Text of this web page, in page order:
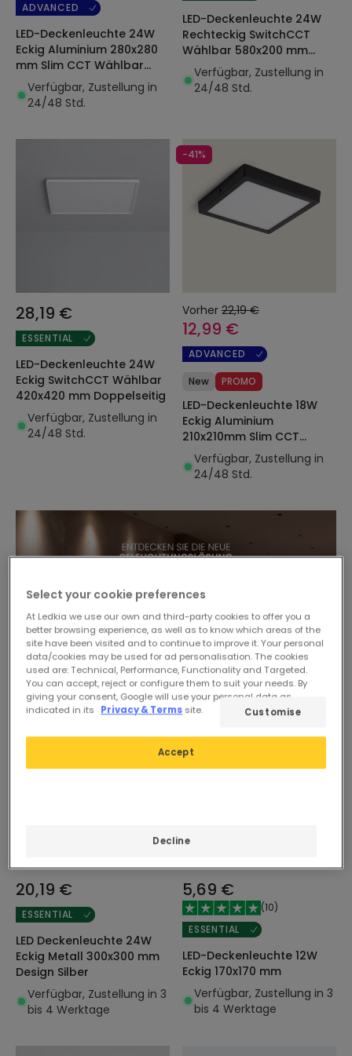
ADVANCED
LED-Deckenleuchte 24W
Eckig Aluminium 280x280
mm Slim CCT Wählbar
Galán SwitchDimm
Verfügbar, Zustellung in
24/48 Std.
LED-Deckenleuchte 24W
Rechteckig SwitchCCT
Wählbar 580x200 mm
Doppelseitig Schwarz
Verfügbar, Zustellung in
24/48 Std.
28,19 €
ESSENTIAL
LED-Deckenleuchte 24W
Eckig SwitchCCT Wählbar
420x420 mm Doppelseitig
Verfügbar, Zustellung in
24/48 Std.
-41%
Vorher 22,19 €
12,99 €
ADVANCED
New PROMO
LED-Deckenleuchte 18W
Eckig Aluminium
210x210mm Slim CCT
Wählbar Galán
SwitchDimm
Verfügbar, Zustellung in
24/48 Std.
20,19 €
ESSENTIAL
LED Deckenleuchte 24W
Eckig Metall 300x300 mm
Design Silber
Verfügbar, Zustellung in 3
bis 4 Werktage
5,69 €
(10)
ESSENTIAL
LED-Deckenleuchte 12W
Eckig 170x170 mm
Verfügbar, Zustellung in 3
bis 4 Werktage
Select your cookie preferences
At Ledkia we use our own and third-party cookies to offer you a
better browsing experience, as well as to know which areas of the
site have been visited and to continue to improve it. Your personal
data/cookies may be used for ad personalisation. The cookies
used are: Technical, Performance, Functionality and Targeted.
You can accept, reject or configure them to suit your needs. By
giving your consent, Google will use your personal data as
indicated in its
Privacy & Terms site.
Decline
Accept
Customise